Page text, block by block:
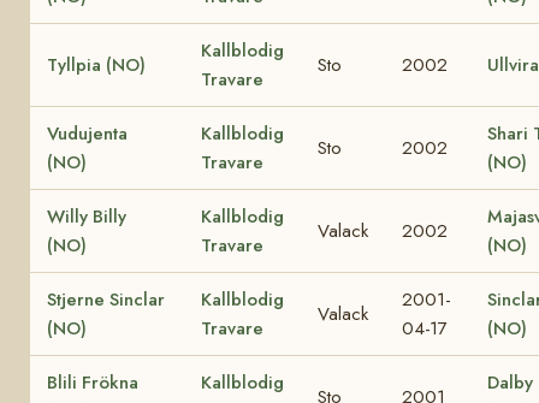
Tyllpia (NO)
Kallblodig
Travare
Sto 2002
Vudujenta
(NO)
Kallblodig
Travare
Sto 2002
Shari
(NO)
Willy Billy
(NO)
Kallblodig
Travare
Valack 2002
(NO)
Stjerne Sinclar
(NO)
Kallblodig
Travare
Valack
2001-
04-17
(NO)
Blili Frökna
Kallblodig
Sto 2001
Dalby